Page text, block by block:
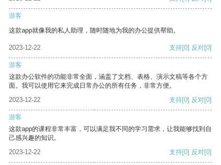
游客
这款app就像我的私人助理，随时随地为我的办公提供帮助。
2023-12-22 支持[0] 反对[0]
游客
这款办公软件的功能非常全面，涵盖了文档、表格、演示文稿等各个方
面。我可以使用它来完成日常办公的所有任务，非常方便。
2023-12-22
支持[0] 反对[0]
游客
这款app的课程非常丰富，可以满足我不同的学习需求，让我能够找到自
己感兴趣的知识。
2023-12-22
支持[0] 反对[0]